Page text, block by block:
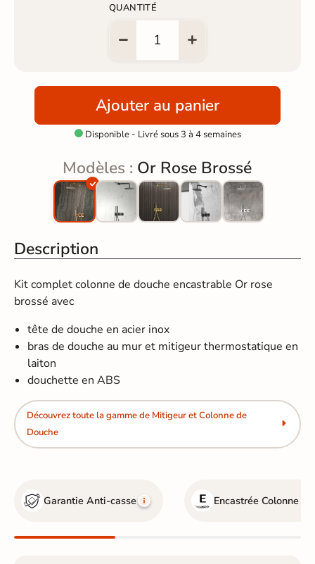
QUANTITÉ
Ajouter au panier
Disponible - Livré sous 3 à 4 semaines
Modèles : Or Rose Brossé
Description
Kit complet colonne de douche encastrable Or rose
brossé avec
tête de douche en acier inox
bras de douche au mur et mitigeur thermostatique en
laiton
douchette en ABS
Découvrez toute la gamme de Mitigeur et Colonne de
Douche
Garantie Anti-casse Encastrée Colonne